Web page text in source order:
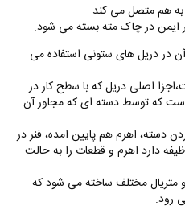
به هم متصل می کند.
ایمن در چاک مته بسته می شود.
در دریل های ستونی استفاده می
اصلی دریل که با سطح کار در
که توسط دسته ای که مجاور آن
دسته، اهرم هم پایین امده، فنر در
دارد اهرم و قطعات را به حالت
متریال مختلف ساخته می شود که
رود.